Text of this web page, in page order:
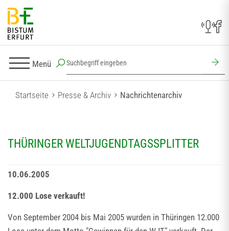
Menü
Startseite Presse & Archiv Nachrichtenarchiv
THÜRINGER WELTJUGENDTAGSSPLITTER
10.06.2005
12.000 Lose verkauft!
Von September 2004 bis Mai 2005 wurden in Thüringen 12.000